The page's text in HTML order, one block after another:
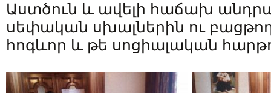
Աստծուն և ավելի հաճախ
սեփական սխալներին ու
հոգևոր և թե սոցիալական